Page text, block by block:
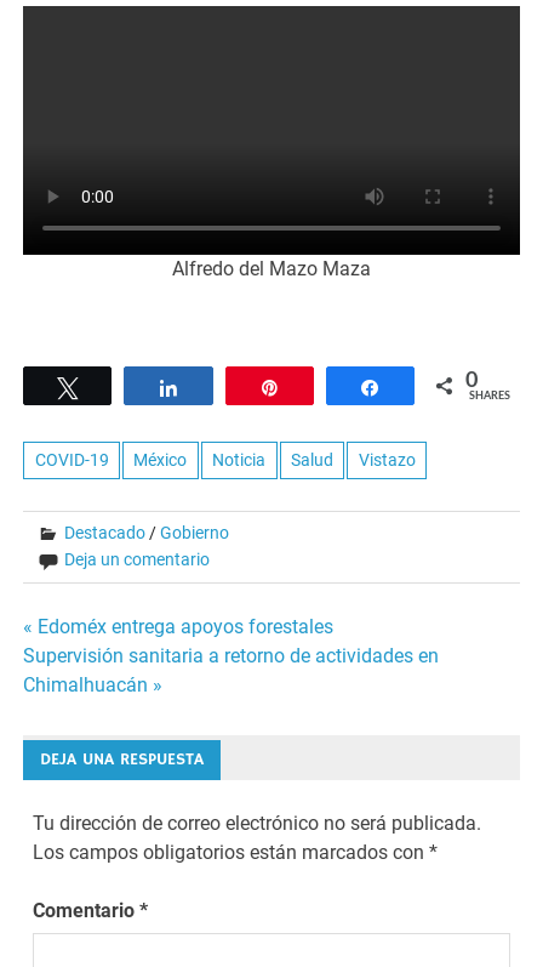
Alfredo del Mazo Maza
Share 0
SHARES
COVID-19 México Noticia Salud Vistazo
Destacado /Gobierno
Deja un comentario
Navegación
de
entradas
« Edoméx entrega apoyos forestales
Supervisión sanitaria a retorno de actividades en
Chimalhuacán »
DEJA UNA RESPUESTA
Tu dirección de correo electrónico no será publicada.
Los campos obligatorios están marcados con*
Comentario*